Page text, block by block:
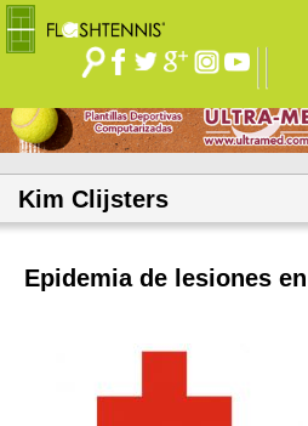
Kim Clijsters
Epidemia de lesiones